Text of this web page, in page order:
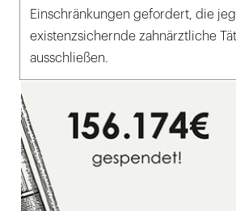
Einschränkungen gefordert, die
existenzsichernde zahnärztliche
ausschließen.